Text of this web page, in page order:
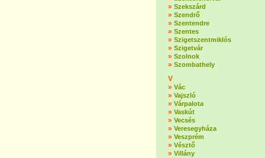
» Szekszárd
» Szendrő
» Szentendre
» Szentes
» Szigetszentmiklós
» Szigetvár
» Szolnok
» Szombathely
V
» Vác
» Vajszló
» Várpalota
» Vaskút
» Vecsés
» Veresegyháza
» Veszprém
» Vésztő
» Villány